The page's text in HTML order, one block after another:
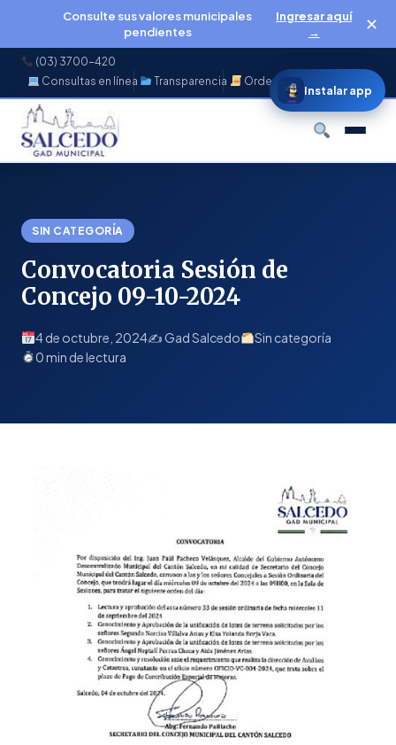
Consulte sus valores municipales
pendientes
Ingresar aquí
→
✕
(03) 3700-420
Consultas en línea
Transparencia Ordenanzas
SIN CATEGORÍA
Convocatoria Sesión de
Concejo 09-10-2024
4 de octubre, 2024✍️ Gad Salcedo
Sin categoría
0 min de lectura
Instalar app